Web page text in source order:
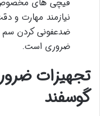
قیچی های مخصوص
نیازمند مهارت و
ضدعفونی کردن سم
ضروری است.
تجهیزات
گوسفند